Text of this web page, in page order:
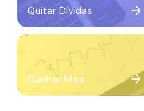
Quitar Dívidas
Ganhar Mais